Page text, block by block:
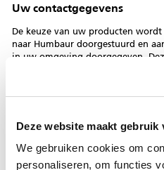
Deze website maakt gebruik
We gebruiken cookies om
personaliseren, om functies
Uw contactgegevens
De keuze van uw producten
naar Humbaur doorgestuurd en
in uw omgeving doorgegeven.
Aanhef
Voornaam
Achternaam